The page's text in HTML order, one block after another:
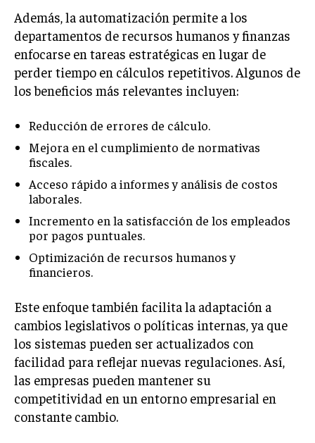
TECNOLOGIA
SOSTENIBILIDAD Y MEDIO AMBIENTE
GESTIÓN DE LA INNOVACIÓN TECNOLÓGICA
ANALÍTICA EMPRESARIAL Y BUSINESS
INTELLIGENCE
CIBERSEGURIDAD EMPRESARIAL
ESTRATEGIA
EMPRESAS FAMILIARES Y SUCESIÓN
GESTIÓN DEL RIESGO EMPRESARIAL
NEGOCIACIÓN Y RESOLUCIÓN DE CONFLICTOS
ÉXITO EMPRESARIAL Y CASOS DE ESTUDIO
GOBIERNO CORPORATIVO
NEGOCIOS
ESTRATEGIAS DE NEGOCIOS
MARKETING B2B
Además, la automatización permite a los
departamentos de recursos humanos y finanzas
enfocarse en tareas estratégicas en lugar de
perder tiempo en cálculos repetitivos. Algunos de
los beneficios más relevantes incluyen:
Reducción de errores de cálculo.
Mejora en el cumplimiento de normativas
fiscales.
Acceso rápido a informes y análisis de costos
laborales.
Incremento en la satisfacción de los empleados
por pagos puntuales.
Optimización de recursos humanos y
financieros.
Este enfoque también facilita la adaptación a
cambios legislativos o políticas internas, ya que
los sistemas pueden ser actualizados con
facilidad para reflejar nuevas regulaciones. Así,
las empresas pueden mantener su
competitividad en un entorno empresarial en
constante cambio.